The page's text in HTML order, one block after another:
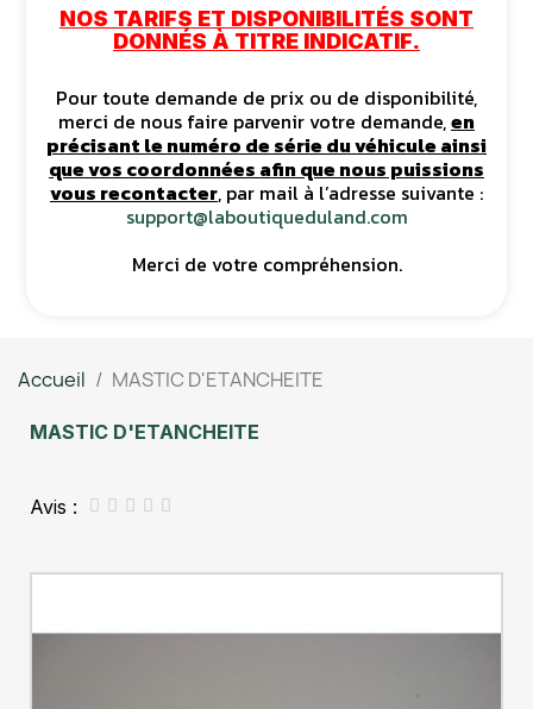
NOS TARIFS ET DISPONIBILITÉS SONT
DONNÉS À TITRE INDICATIF.
Pour toute demande de prix ou de disponibilité,
merci de nous faire parvenir votre demande,en
précisant le numéro de série du véhicule ainsi
que vos coordonnées afin que nous puissions
vous recontacter, par mail à l’adresse suivante :
support@laboutiqueduland.com
Merci de votre compréhension.
Accueil MASTIC D'ETANCHEITE
MASTIC D'ETANCHEITE
Avis :     